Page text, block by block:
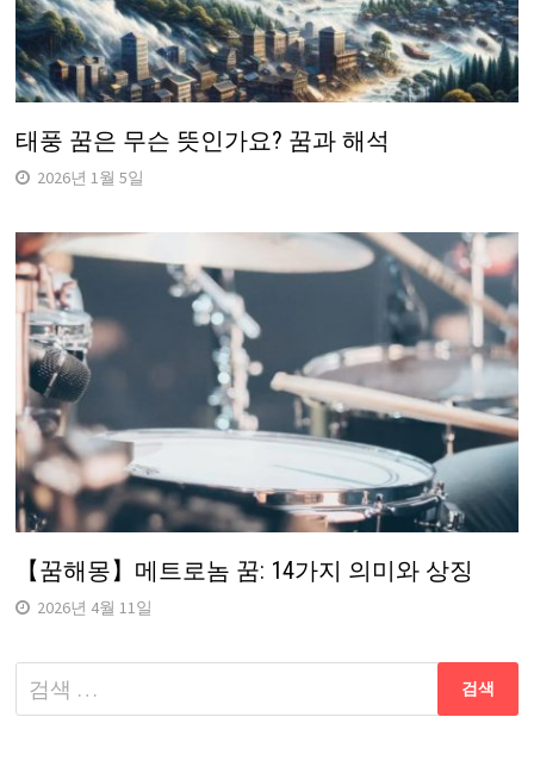
태풍 꿈은 무슨 뜻인가요? 꿈과 해석
2026년 1월 5일
【꿈해몽】메트로놈 꿈: 14가지 의미와 상징
2026년 4월 11일
다
음